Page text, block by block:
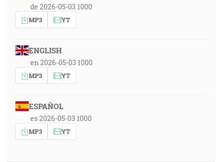
de 2026-05-03 1000
MP3 YT
ENGLISH
en 2026-05-03 1000
MP3 YT
ESPAÑOL
es 2026-05-03 1000
MP3 YT